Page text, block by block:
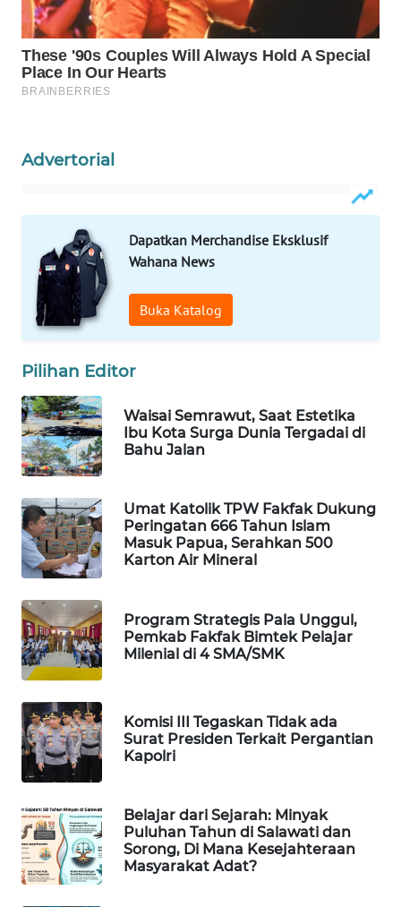
Advertorial
Dapatkan Merchandise Eksklusif
Wahana News
Buka Katalog
Pilihan Editor
Waisai Semrawut, Saat Estetika
Ibu Kota Surga Dunia Tergadai di
Bahu Jalan
Umat Katolik TPW Fakfak Dukung
Peringatan 666 Tahun Islam
Masuk Papua, Serahkan 500
Karton Air Mineral
Program Strategis Pala Unggul,
Pemkab Fakfak Bimtek Pelajar
Milenial di 4 SMA/SMK
Komisi III Tegaskan Tidak ada
Surat Presiden Terkait Pergantian
Kapolri
Belajar dari Sejarah: Minyak
Puluhan Tahun di Salawati dan
Sorong, Di Mana Kesejahteraan
Masyarakat Adat?
WAHANANEWS
CO ID
WAHANANEWS
NET
SPORT
UMKM
WAHANA
SELEB
WAHANA
WAHANA
OTOMOTIF
WAHANA
WAHANA
DESA
WISATA
LAPAK
WAHANA
Network
KONSUMEN
LISTRIK
MASYARAKAT
KELISTRIKAN
WALINKI